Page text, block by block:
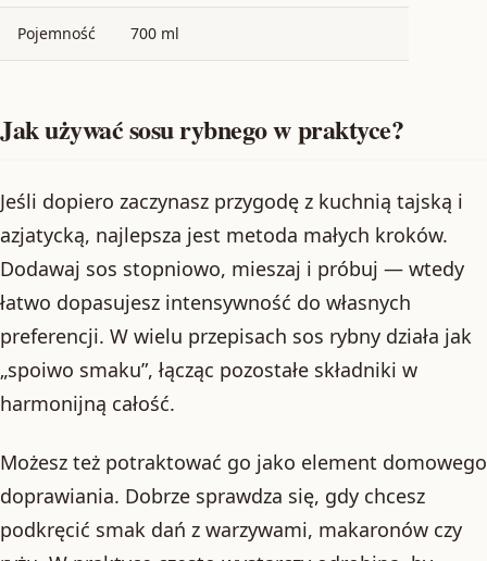
Pojemność 700 ml
Jak używać sosu rybnego w praktyce?
Jeśli dopiero zaczynasz przygodę z kuchnią tajską i
azjatycką, najlepsza jest metoda małych kroków.
Dodawaj sos stopniowo, mieszaj i próbuj — wtedy
łatwo dopasujesz intensywność do własnych
preferencji. W wielu przepisach sos rybny działa jak
„spoiwo smaku”, łącząc pozostałe składniki w
harmonijną całość.
Możesz też potraktować go jako element domowego
doprawiania. Dobrze sprawdza się, gdy chcesz
podkręcić smak dań z warzywami, makaronów czy